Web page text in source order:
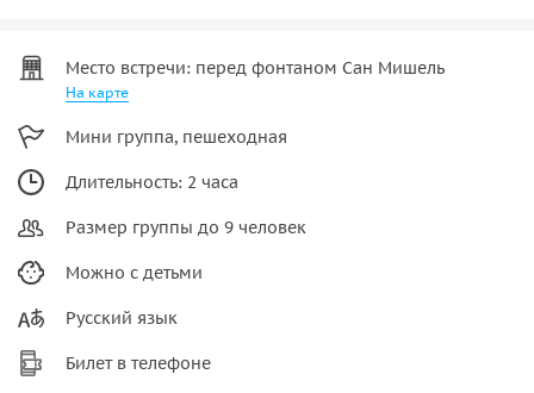
Место встречи: перед фонтаном Сан Мишель
На карте
Мини группа, пешеходная
Длительность: 2 часа
Размер группы до 9 человек
Можно с детьми
Русский язык
Билет в телефоне